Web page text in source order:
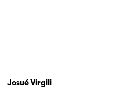
Josué Virgili